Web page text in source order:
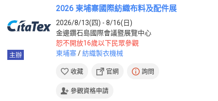
主辦
2026 柬埔寨國際紡織布料及配件展
2026/8/13(四) - 8/16(日)
金邊鑽石島國際會議暨展覽中心
恕不開放16歲以下民眾參觀
柬埔寨/紡織製衣機械
收藏 官網 詢問
參觀資格申請